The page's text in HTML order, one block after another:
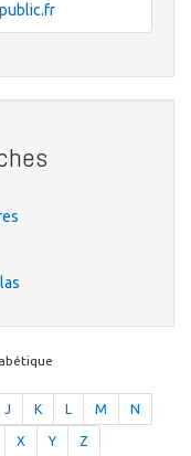
J K L M N
X Y Z